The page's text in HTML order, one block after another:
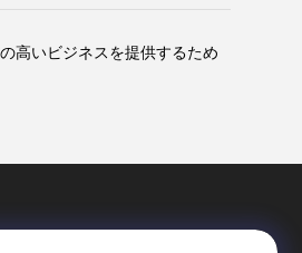
高いビジネスを提供するため